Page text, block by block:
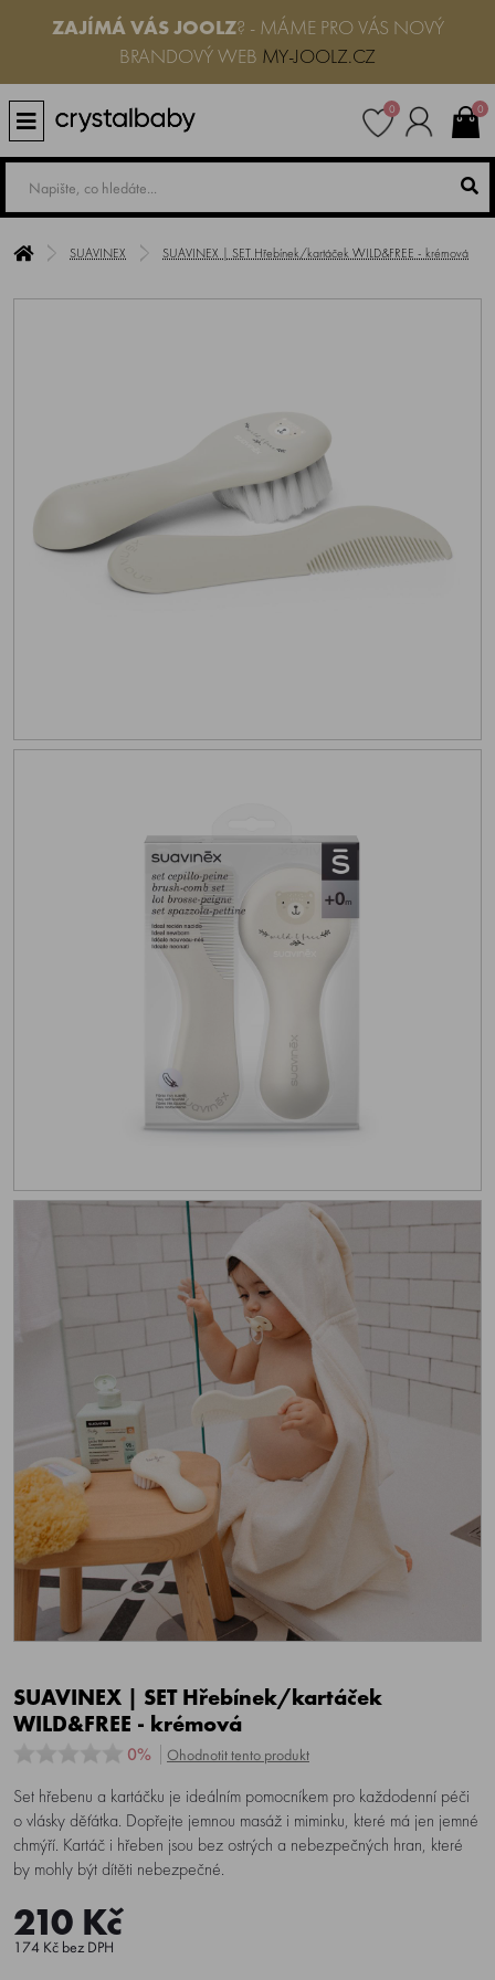
ZAJÍMÁ VÁS JOOLZ? - MÁME PRO VÁS NOVÝ
BRANDOVÝ WEB MY-JOOLZ.CZ
0 0
SUAVINEX SUAVINEX | SET Hřebínek/kartáček WILD&FREE - krémová
SUAVINEX | SET Hřebínek/kartáček
WILD&FREE - krémová
0% Ohodnotit tento produkt
Set hřebenu a kartáčku je ideálním pomocníkem pro každodenní péči
o vlásky děťátka. Dopřejte jemnou masáž i miminku, které má jen jemné
chmýří. Kartáč i hřeben jsou bez ostrých a nebezpečných hran, které
by mohly být dítěti nebezpečné.
210 Kč
174 Kč bez DPH